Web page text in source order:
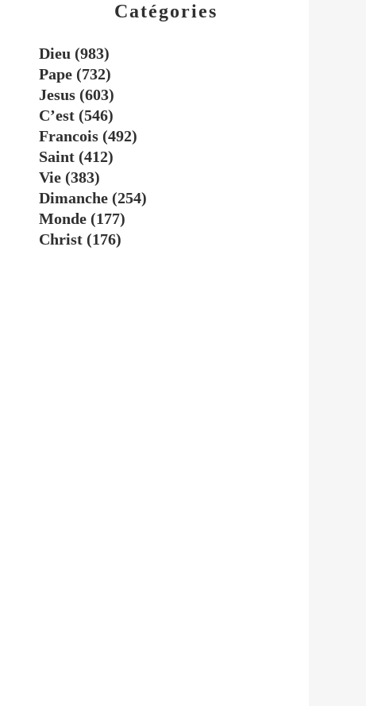
Catégories
Dieu (983)
Pape (732)
Jesus (603)
C’est (546)
Francois (492)
Saint (412)
Vie (383)
Dimanche (254)
Monde (177)
Christ (176)